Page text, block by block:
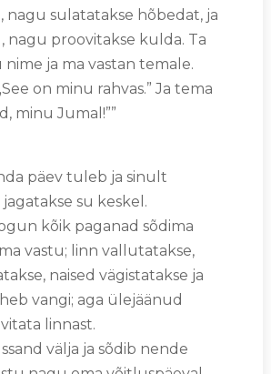
nagu sulatatakse hõbedat, ja
nagu proovitakse kulda. Ta
ja ma vastan temale.
on minu rahvas.” Ja tema
minu Jumal!””
päev tuleb ja sinult
su keskel.
kõik paganad sõdima
vastu; linn vallutatakse,
naised vägistatakse ja
vangi; aga ülejäänud
linnast.
välja ja sõdib nende